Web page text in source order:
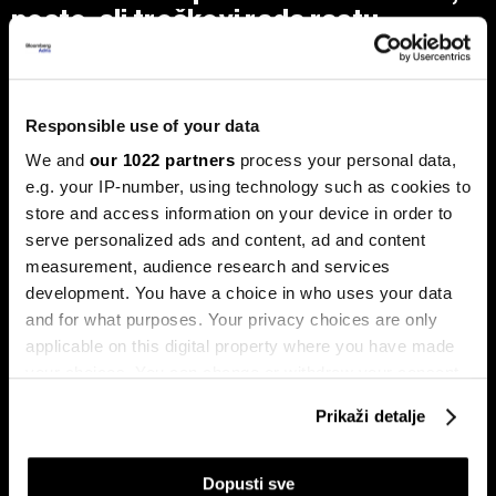
Responsible use of your data
We and our 1022 partners process your personal data,
e.g. your IP-number, using technology such as cookies to
store and access information on your device in order to
serve personalized ads and content, ad and content
measurement, audience research and services
development. You have a choice in who uses your data
and for what purposes. Your privacy choices are only
applicable on this digital property where you have made
If you allow, we would also like to:
Prikaži detalje
Dopusti sve
posto, ali troškovi rada rastu
dvostruko brže
Analiza je predstavljena na zajedničkom sastanku FIA-e i
privatni sektor ostaje ključni nosilac ekonomskog rasta.
Od ukupno 28.634 privredna društva u Federaciji, čak 98,6
posto čine privatne kompanije, koje ostvaruju 90 posto
ukupnih prihoda i 95 posto ukupne dobiti.
Drvna industrija BiH izlazi iz
krize, ali oporavak i dalje zavisi